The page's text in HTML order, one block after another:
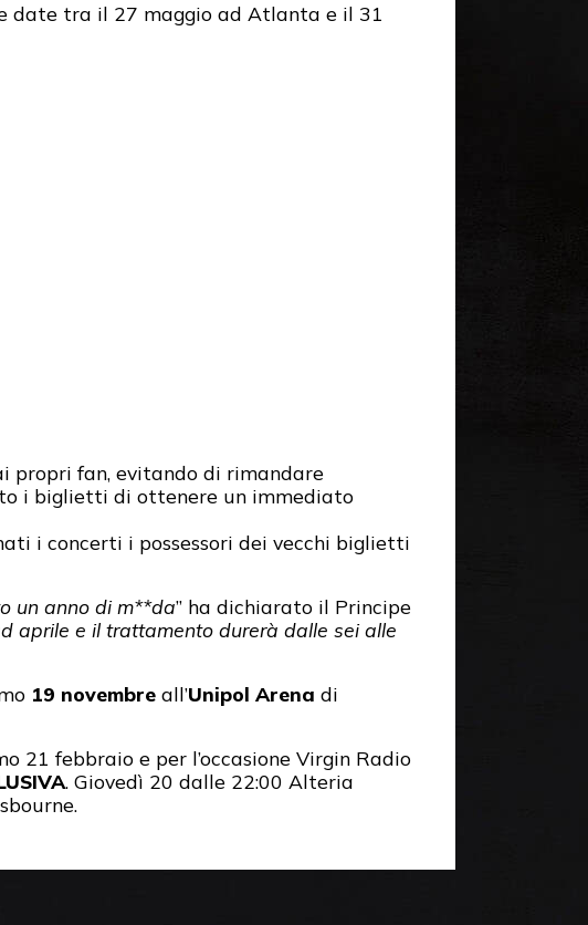
date tra il 27 maggio ad Atlanta e il 31
propri fan, evitando di rimandare
i biglietti di ottenere un immediato
i concerti i possessori dei vecchi biglietti
un anno di m**da” ha dichiarato il Principe
aprile e il trattamento durerà dalle sei alle
19 novembre all’Unipol Arena di
21 febbraio e per l’occasione Virgin Radio
. Giovedì 20 dalle 22:00 Alteria